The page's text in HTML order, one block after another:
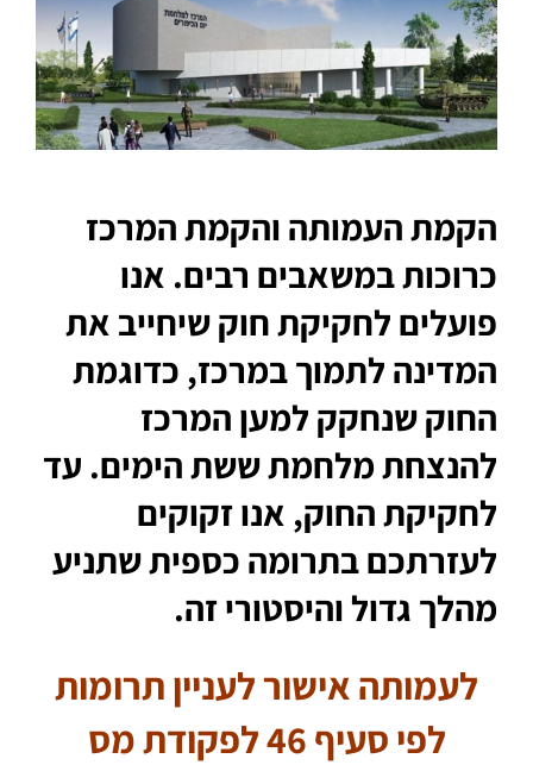
הקמת העמותה והקמת המרכז
כרוכות במשאבים רבים. אנו
פועלים לחקיקת חוק שיחייב את
המדינה לתמוך במרכז, כדוגמת
החוק שנחקק למען המרכז
להנצחת מלחמת ששת הימים. עד
לחקיקת החוק, אנו זקוקים
לעזרתכם בתרומה כספית שתניע
מהלך גדול והיסטורי זה.
לעמותה אישור לעניין תרומות
לפי סעיף 46 לפקודת מס